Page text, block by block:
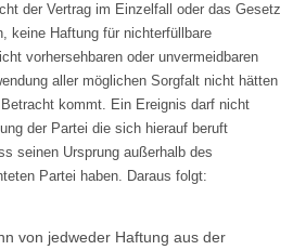
der Vertrag im Einzelfall oder das Gesetz
keine Haftung für nichterfüllbare
vorhersehbaren oder unvermeidbaren
aller möglichen Sorgfalt nicht hätten
kommt. Ein Ereignis darf nicht
der Partei die sich hierauf beruft
seinen Ursprung außerhalb des
Partei haben. Daraus folgt:
von jedweder Haftung aus der